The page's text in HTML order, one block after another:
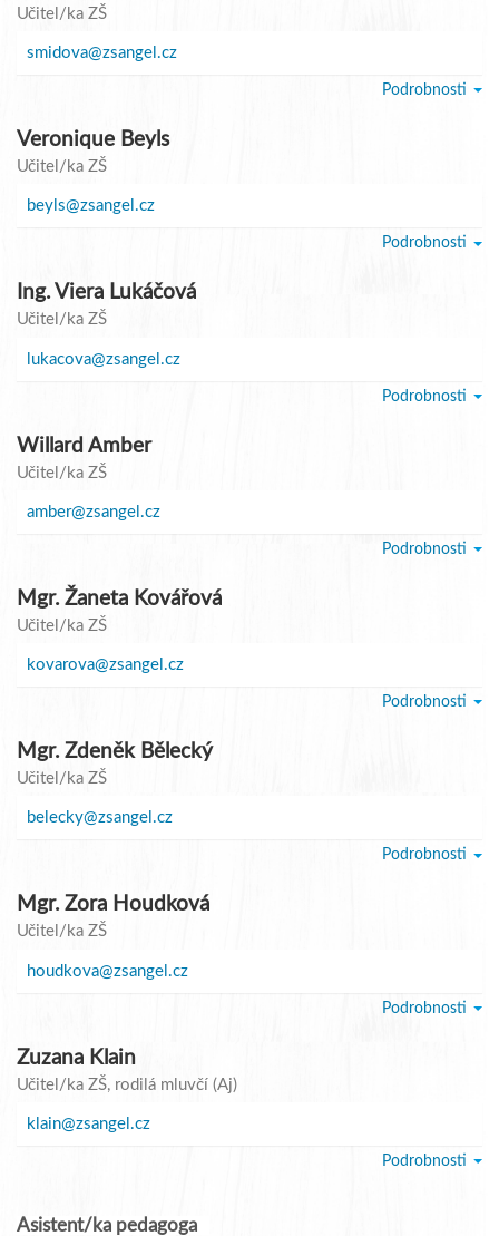
Učitel/ka ZŠ
smidova@zsangel.cz
Podrobnosti
Veronique Beyls
Učitel/ka ZŠ
beyls@zsangel.cz
Podrobnosti
Ing. Viera Lukáčová
Učitel/ka ZŠ
lukacova@zsangel.cz
Podrobnosti
Willard Amber
Učitel/ka ZŠ
amber@zsangel.cz
Podrobnosti
Mgr. Žaneta Kovářová
Učitel/ka ZŠ
kovarova@zsangel.cz
Podrobnosti
Mgr. Zdeněk Bělecký
Učitel/ka ZŠ
belecky@zsangel.cz
Podrobnosti
Mgr. Zora Houdková
Učitel/ka ZŠ
houdkova@zsangel.cz
Podrobnosti
Zuzana Klain
Učitel/ka ZŠ, rodilá mluvčí (Aj)
klain@zsangel.cz
Podrobnosti
Asistent/ka pedagoga